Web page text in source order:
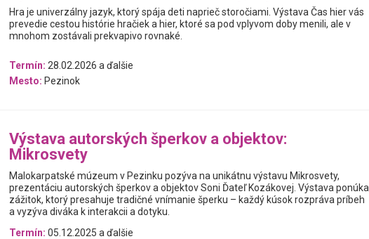
Hra je univerzálny jazyk, ktorý spája deti naprieč storočiami. Výstava Čas hier vás
prevedie cestou histórie hračiek a hier, ktoré sa pod vplyvom doby menili, ale v
mnohom zostávali prekvapivo rovnaké.
Termín: 28.02.2026 a ďalšie
Mesto: Pezinok
Výstava autorských šperkov a objektov:
Mikrosvety
Malokarpatské múzeum v Pezinku pozýva na unikátnu výstavu Mikrosvety,
prezentáciu autorských šperkov a objektov Soni Ďateľ Kozákovej. Výstava ponúka
zážitok, ktorý presahuje tradičné vnímanie šperku – každý kúsok rozpráva príbeh
a vyzýva diváka k interakcii a dotyku.
Termín: 05.12.2025 a ďalšie